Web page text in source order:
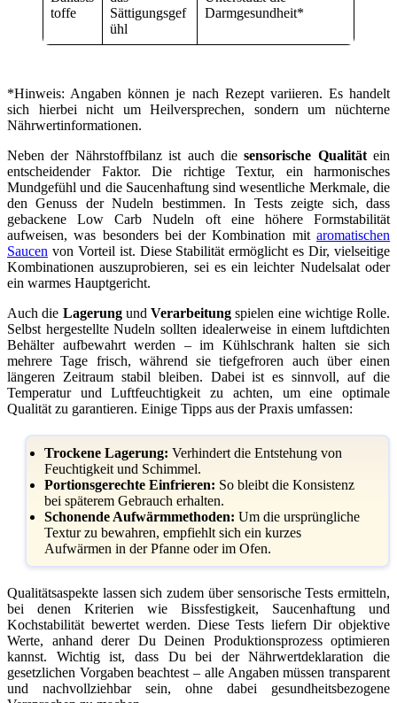
toffe
Sättigungsgef
ühl
Darmgesundheit*
*Hinweis: Angaben können je nach Rezept variieren. Es handelt
sich hierbei nicht um Heilversprechen, sondern um nüchterne
Nährwertinformationen.
Neben der Nährstoffbilanz ist auch diesensorische Qualitätein
entscheidender Faktor. Die richtige Textur, ein harmonisches
Mundgefühl und die Saucenhaftung sind wesentliche Merkmale, die
den Genuss der Nudeln bestimmen. In Tests zeigte sich, dass
gebackene Low Carb Nudeln oft eine höhere Formstabilität
aufweisen, was besonders bei der Kombination mit aromatischen
Saucen von Vorteil ist. Diese Stabilität ermöglicht es Dir, vielseitige
Kombinationen auszuprobieren, sei es ein leichter Nudelsalat oder
ein warmes Hauptgericht.
Auch die Lagerungund Verarbeitung spielen eine wichtige Rolle.
Selbst hergestellte Nudeln sollten idealerweise in einem luftdichten
Behälter aufbewahrt werden – im Kühlschrank halten sie sich
mehrere Tage frisch, während sie tiefgefroren auch über einen
längeren Zeitraum stabil bleiben. Dabei ist es sinnvoll, auf die
Temperatur und Luftfeuchtigkeit zu achten, um eine optimale
Qualität zu garantieren. Einige Tipps aus der Praxis umfassen:
Trockene Lagerung: Verhindert die Entstehung von
Feuchtigkeit und Schimmel.
Portionsgerechte Einfrieren: So bleibt die Konsistenz
bei späterem Gebrauch erhalten.
Schonende Aufwärmmethoden: Um die ursprüngliche
Textur zu bewahren, empfiehlt sich ein kurzes
Aufwärmen in der Pfanne oder im Ofen.
Qualitätsaspekte lassen sich zudem über sensorische Tests ermitteln,
bei denen Kriterien wie Bissfestigkeit, Saucenhaftung und
Kochstabilität bewertet werden. Diese Tests liefern Dir objektive
Werte, anhand derer Du Deinen Produktionsprozess optimieren
kannst. Wichtig ist, dass Du bei der Nährwertdeklaration die
gesetzlichen Vorgaben beachtest – alle Angaben müssen transparent
und nachvollziehbar sein, ohne dabei gesundheitsbezogene